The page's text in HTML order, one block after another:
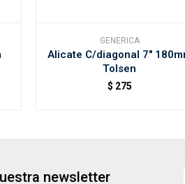
GENERICA
Alicate C/diagonal 7"
Tolsen
$ 275
newsletter